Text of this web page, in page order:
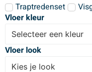
Traptredenset
Vloer kleur
Selecteer een kleur
Vloer look
Kies je look